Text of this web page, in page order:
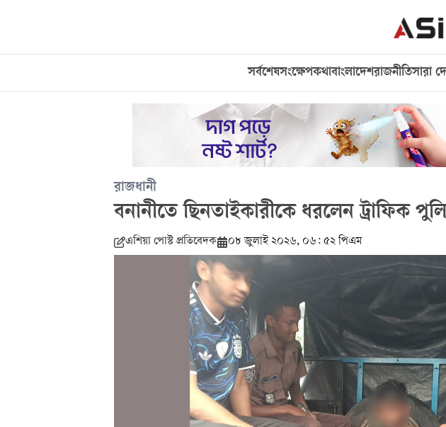
সর্বশেষসংক্ষেপকথাবাংলাদেশরাজনীতিসারা
রাজধানী
বনানীতে ছিনতাইকারীকে ধরলেন ট্রাফিক
এশিয়া পোস্ট প্রতিবেদক ০৮ জুলাই ২০২৬, ০৬: ৫২ পিএম